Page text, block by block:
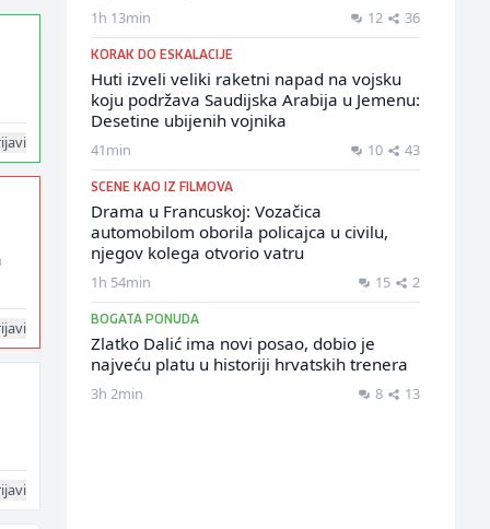
1h 13min 12 36
KORAK DO ESKALACIJE
Huti izveli veliki raketni napad na vojsku
koju podržava Saudijska Arabija u Jemenu:
Desetine ubijenih vojnika
41min 10 43
SCENE KAO IZ FILMOVA
Drama u Francuskoj: Vozačica
automobilom oborila policajca u civilu,
njegov kolega otvorio vatru
1h 54min 15 2
BOGATA PONUDA
Zlatko Dalić ima novi posao, dobio je
najveću platu u historiji hrvatskih trenera
3h 2min 8 13